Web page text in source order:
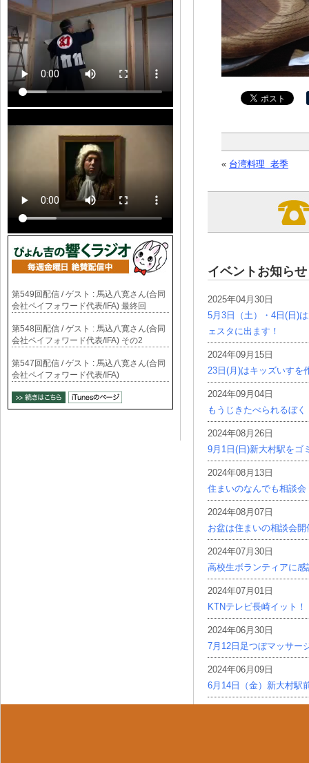
« 台湾料理 老季
イベントお知らせ
2025年04月30日
5月3日（土）・4日(日)
ェスタに出ます！
2024年09月15日
23日(月)はキッズいすを
2024年09月04日
もうじきたべられるぼく
2024年08月26日
9月1日(日)新大村駅をゴ
2024年08月13日
住まいのなんでも相談会
2024年08月07日
お盆は住まいの相談会開
2024年07月30日
高校生ボランティアに感
2024年07月01日
KTNテレビ長崎イット！
2024年06月30日
7月12日足つぼマッサー
2024年06月09日
6月14日（金）新大村駅
第549回配信 / ゲスト : 馬込八寛さん(合同
会社ペイフォワード代表/IFA) 最終回
第548回配信 / ゲスト : 馬込八寛さん(合同
会社ペイフォワード代表/IFA) その2
第547回配信 / ゲスト : 馬込八寛さん(合同
会社ペイフォワード代表/IFA)